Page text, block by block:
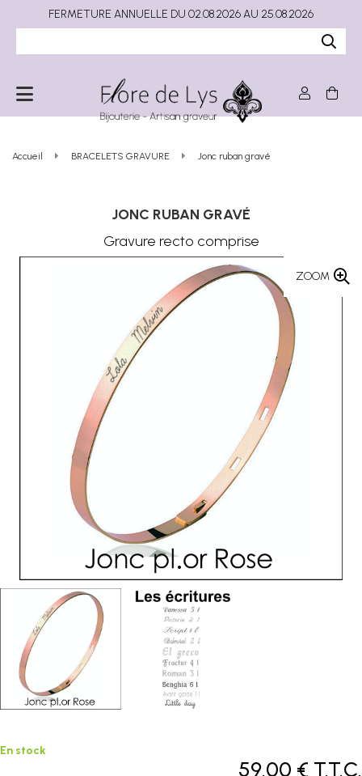
Accueil BRACELETS GRAVURE Jonc ruban gravé
JONC RUBAN GRAVÉ
Gravure recto comprise
ZOOM
59.00 € T.T.C.
En stock
FERMETURE ANNUELLE DU 02.08.2026 AU 25.08.2026